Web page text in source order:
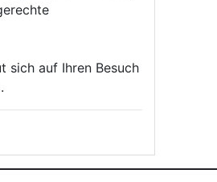
sich auf Ihren Besuch